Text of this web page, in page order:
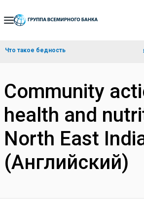
Skip
Navigation
Что такое бедность
Community
health and
North East
(Английский)